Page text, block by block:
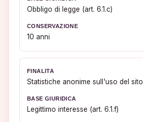
Obbligo di legge (art. 6.1.c)
10 anni
Statistiche anonime sull'uso del sito
Legittimo interesse (art. 6.1.f)